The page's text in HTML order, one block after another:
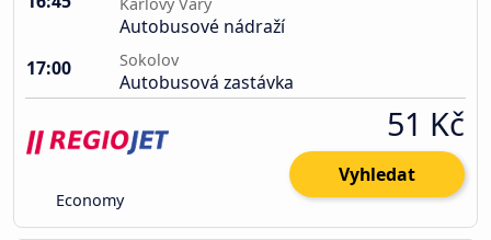
Autobusové nádraží
17:00
Sokolov
Autobusová zastávka
Economy
51 Kč
Vyhledat